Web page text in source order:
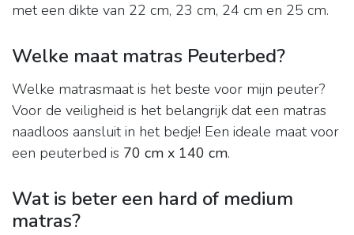
met een dikte van 22 cm, 23 cm, 24 cm en 25 cm.
Welke maat matras Peuterbed?
Welke matrasmaat is het beste voor mijn peuter?
Voor de veiligheid is het belangrijk dat een matras
naadloos aansluit in het bedje! Een ideale maat voor
een peuterbed is 70 cm x 140 cm.
Wat is beter een hard of medium
matras?